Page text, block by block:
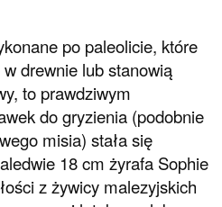
po paleolicie, które
drewnie lub stanowią
to prawdziwym
do gryzienia (podobnie
misia) stała się
18 cm żyrafa Sophie
z żywicy malezyjskich